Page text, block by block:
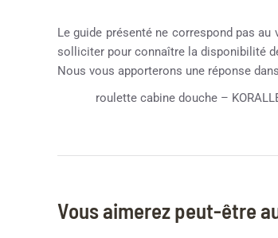
Le guide présenté ne correspond pas
solliciter pour connaître la disponibilité
Nous vous apporterons une réponse
roulette cabine douche – KORALLE
Vous aimerez peut-être